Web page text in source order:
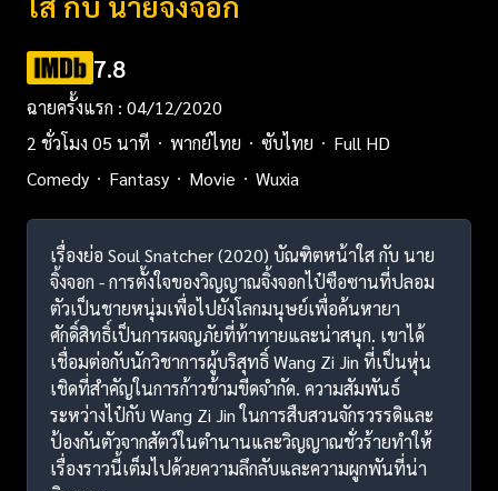
7.8
ฉายครั้งแรก : 04/12/2020
2 ชั่วโมง 05 นาที
พากย์ไทย ซับไทย
Full HD
Comedy
Fantasy Movie Wuxia
เรื่องย่อ Soul Snatcher (2020) บัณฑิตหน้าใส กับ นาย
จิ้งจอก - การตั้งใจของวิญญาณจิ้งจอกไป๋ซือซานที่ปลอม
ตัวเป็นชายหนุ่มเพื่อไปยังโลกมนุษย์เพื่อค้นหายา
ศักดิ์สิทธิ์เป็นการผจญภัยที่ท้าทายและน่าสนุก. เขาได้
เชื่อมต่อกับนักวิชาการผู้บริสุทธิ์ Wang Zi Jin ที่เป็นหุ่น
เชิดที่สำคัญในการก้าวข้ามขีดจำกัด. ความสัมพันธ์
ระหว่างไป๋กับ Wang Zi Jin ในการสืบสวนจักรวรรดิและ
ป้องกันตัวจากสัตว์ในตำนานและวิญญาณชั่วร้ายทำให้
เรื่องราวนี้เต็มไปด้วยความลึกลับและความผูกพันที่น่า